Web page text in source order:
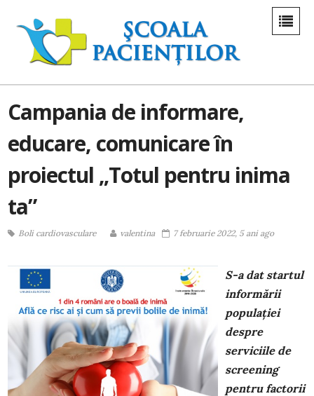
Campania de informare,
educare, comunicare în
proiectul „Totul pentru inima
ta”
Boli cardiovasculare valentina 7 februarie 2022, 5 ani ago
S-a dat startul
informării
populației
despre
serviciile de
screening
pentru factorii